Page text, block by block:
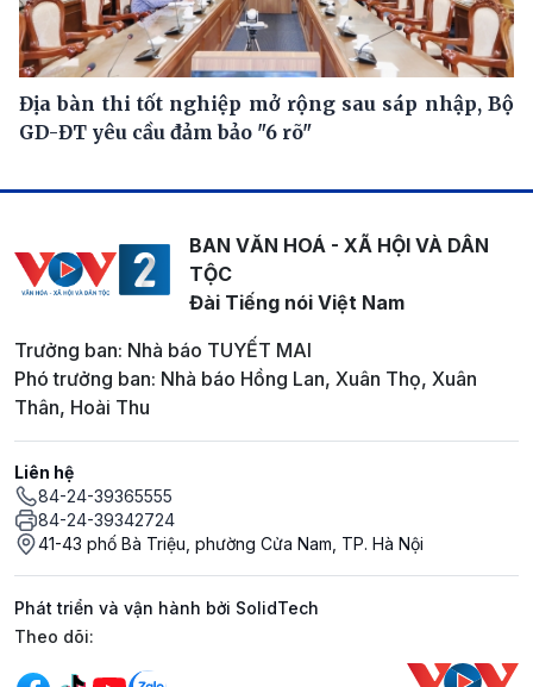
Địa bàn thi tốt nghiệp mở rộng sau sáp nhập, Bộ
GD-ĐT yêu cầu đảm bảo "6 rõ"
BAN VĂN HOÁ - XÃ HỘI VÀ DÂN
TỘC
Đài Tiếng nói Việt Nam
Trưởng ban: Nhà báo TUYẾT MAI
Phó trưởng ban: Nhà báo Hồng Lan, Xuân Thọ, Xuân
Thân, Hoài Thu
Liên hệ
84-24-39365555
84-24-39342724
41-43 phố Bà Triệu, phường Cửa Nam, TP. Hà Nội
Phát triển và vận hành bởi SolidTech
Mạng xã hội
Theo dõi: